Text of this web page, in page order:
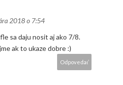
2018 o 7:54
sa daju nosit aj ako 7/8.
ak to ukaze dobre :)
Odpovedať